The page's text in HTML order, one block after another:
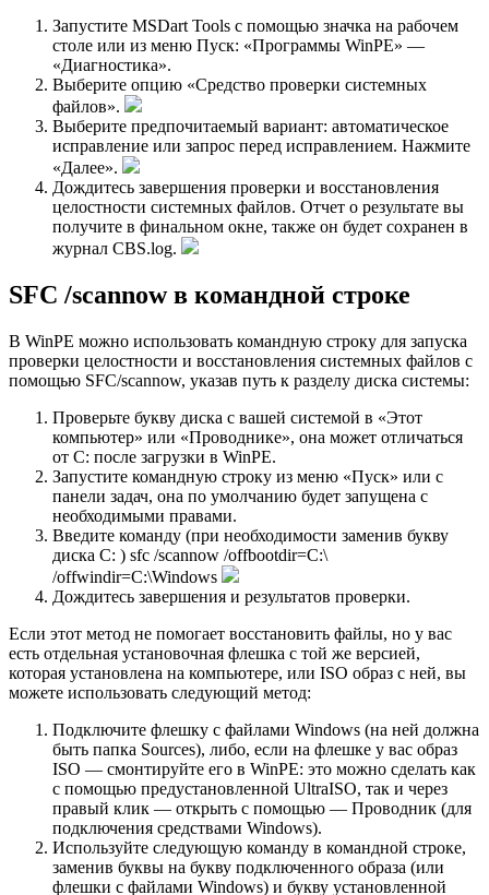
Запустите MSDart Tools с помощью значка на рабочем
столе или из меню Пуск: «Программы WinPE» —
«Диагностика».
Выберите опцию «Средство проверки системных
файлов».
Выберите предпочитаемый вариант: автоматическое
исправление или запрос перед исправлением. Нажмите
«Далее».
Дождитесь завершения проверки и восстановления
целостности системных файлов. Отчет о результате вы
получите в финальном окне, также он будет сохранен в
журнал CBS.log.
SFC /scannow в командной строке
В WinPE можно использовать командную строку для запуска
проверки целостности и восстановления системных файлов с
помощью SFC/scannow, указав путь к разделу диска системы:
Проверьте букву диска с вашей системой в «Этот
компьютер» или «Проводнике», она может отличаться
от C: после загрузки в WinPE.
Запустите командную строку из меню «Пуск» или с
панели задач, она по умолчанию будет запущена с
необходимыми правами.
Введите команду (при необходимости заменив букву
диска C: ) sfc /scannow /offbootdir=C:\
/offwindir=C:\Windows
Дождитесь завершения и результатов проверки.
Если этот метод не помогает восстановить файлы, но у вас
есть отдельная установочная флешка с той же версией,
которая установлена на компьютере, или ISO образ с ней, вы
можете использовать следующий метод:
Подключите флешку с файлами Windows (на ней должна
быть папка Sources), либо, если на флешке у вас образ
ISO — смонтируйте его в WinPE: это можно сделать как
с помощью предустановленной UltraISO, так и через
правый клик — открыть с помощью — Проводник (для
подключения средствами Windows).
Используйте следующую команду в командной строке,
заменив буквы на букву подключенного образа (или
флешки с файлами Windows) и букву установленной